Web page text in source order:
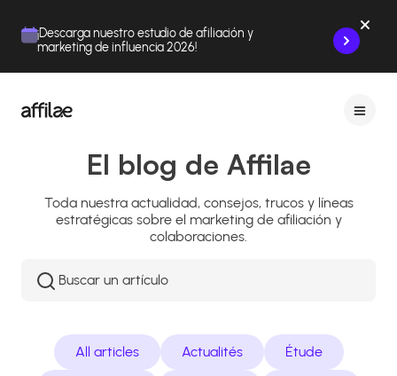
¡Descarga nuestro estudio de afiliación y
marketing de influencia 2026!
El blog de Affilae
Toda nuestra actualidad, consejos, trucos y líneas
estratégicas sobre el marketing de afiliación y
colaboraciones.
Rechercher
All articles Actualités Étude